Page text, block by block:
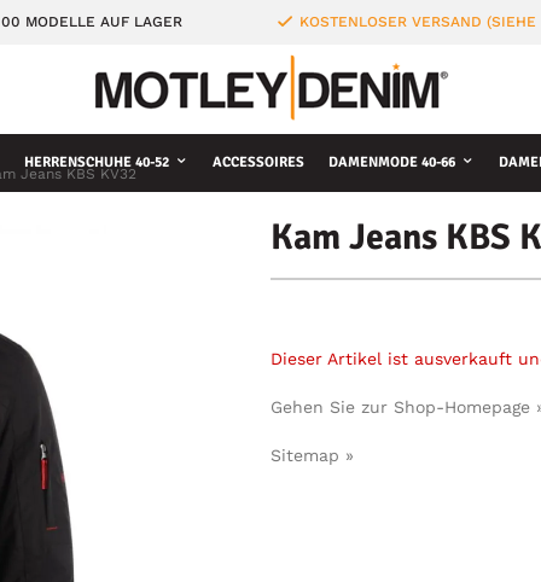
MODELLE AUF LAGER KOSTENLOSER VERSAND
HERRENSCHUHE 40-52 ACCESSOIRES DAMENMODE 40-66
Jeans KBS KV32
Kam Jeans KBS
Dieser Artikel ist ausverkauft
Gehen Sie zur Shop-Homepage
Sitemap »